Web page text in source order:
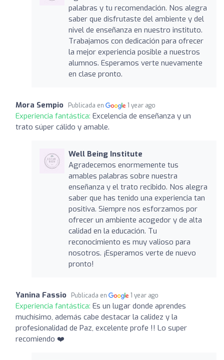
palabras y tu recomendación. Nos alegra
saber que disfrutaste del ambiente y del
nivel de enseñanza en nuestro instituto.
Trabajamos con dedicación para ofrecer
la mejor experiencia posible a nuestros
alumnos. Esperamos verte nuevamente
en clase pronto.
Mora Sempio Publicada en 1 year ago
Experiencia fantástica: Excelencia de enseñanza y un
trato súper cálido y amable.
Well Being Institute
Agradecemos enormemente tus
amables palabras sobre nuestra
enseñanza y el trato recibido. Nos alegra
saber que has tenido una experiencia tan
positiva. Siempre nos esforzamos por
ofrecer un ambiente acogedor y de alta
calidad en la educación. Tu
reconocimiento es muy valioso para
nosotros. ¡Esperamos verte de nuevo
pronto!
Yanina Fassio Publicada en 1 year ago
Experiencia fantástica: Es un lugar donde aprendes
muchísimo, además cabe destacar la calidez y la
profesionalidad de Paz, excelente profe !! Lo super
recomiendo ❤️